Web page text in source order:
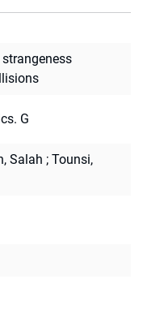
G
Salah ; Tounsi,